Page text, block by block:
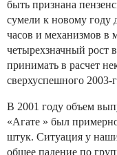
быть признана
сумели к новому году
часов и механизмов в
четырехзначный рост
принимать в расчет
сверхуспешного 2003-
В 2001 году объем
«Агате » был
штук. Ситуация у
общее падение по